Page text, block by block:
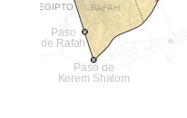
EGIPTO RAFAH
Paso
de Rafah
Paso de
Kerem Shalom